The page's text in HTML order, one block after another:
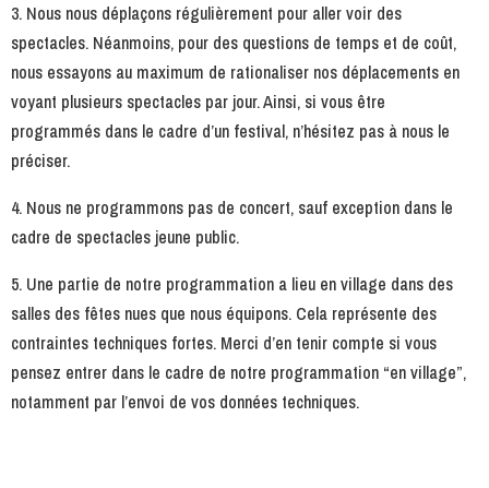
3. Nous nous déplaçons régulièrement pour aller voir des
spectacles. Néanmoins, pour des questions de temps et de coût,
nous essayons au maximum de rationaliser nos déplacements en
voyant plusieurs spectacles par jour. Ainsi, si vous être
programmés dans le cadre d’un festival, n’hésitez pas à nous le
préciser.
4. Nous ne programmons pas de concert, sauf exception dans le
cadre de spectacles jeune public.
5. Une partie de notre programmation a lieu en village dans des
salles des fêtes nues que nous équipons. Cela représente des
contraintes techniques fortes. Merci d’en tenir compte si vous
pensez entrer dans le cadre de notre programmation “en village”,
notamment par l’envoi de vos données techniques.